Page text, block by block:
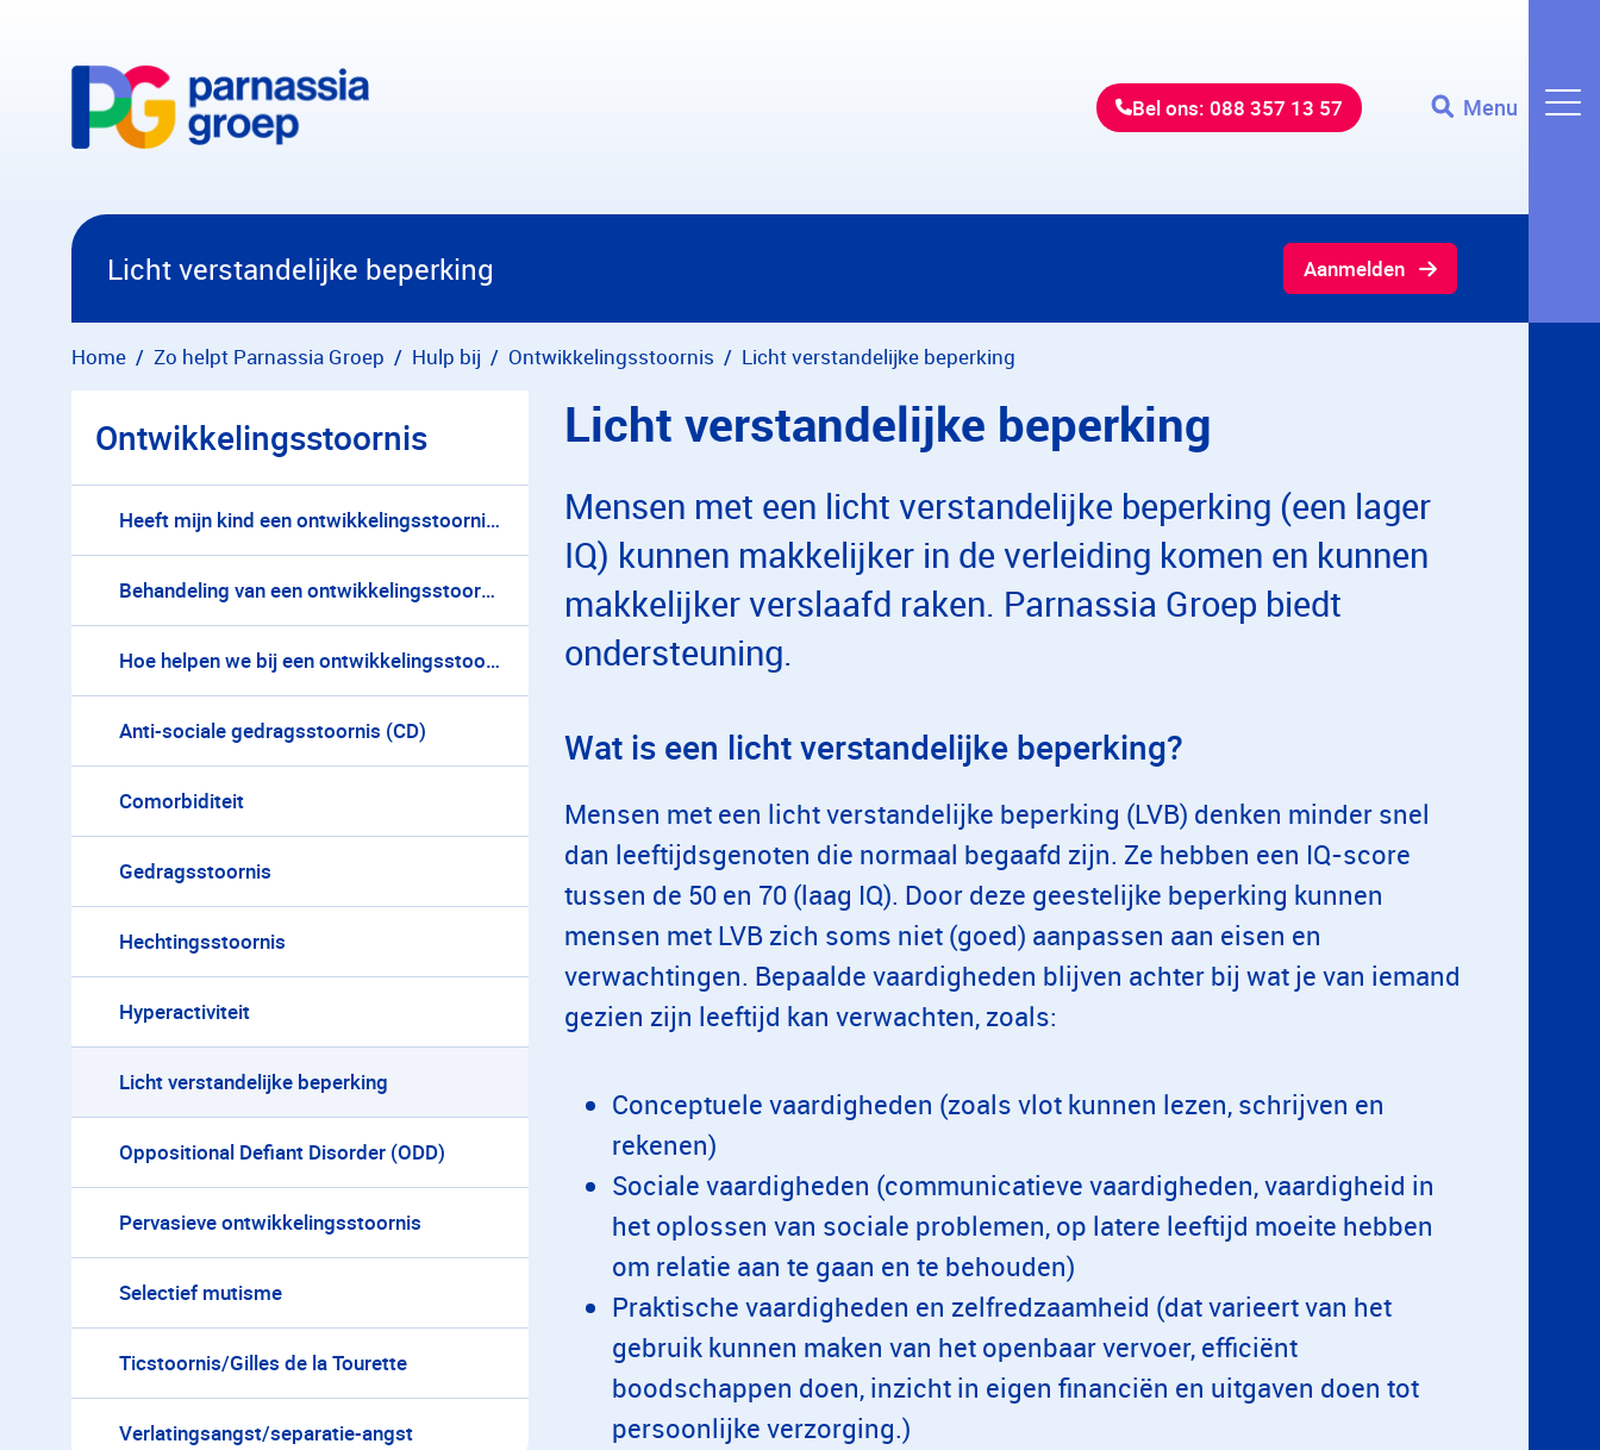
Bel ons: 088 357 13 57 Menu
Licht verstandelijke beperking Aanmelden
Home Zo helpt Parnassia Groep Hulp bij Ontwikkelingsstoornis Licht verstandelijke beperking
Ontwikkelingsstoornis
Heeft mijn kind een ontwikkelingsstoornis?
Behandeling van een ontwikkelingsstoornis
Hoe helpen we bij een ontwikkelingsstoornis?
Anti-sociale gedragsstoornis (CD)
Comorbiditeit
Gedragsstoornis
Hechtingsstoornis
Hyperactiviteit
Licht verstandelijke beperking
Oppositional Defiant Disorder (ODD)
Pervasieve ontwikkelingsstoornis
Selectief mutisme
Ticstoornis/Gilles de la Tourette
Verlatingsangst/separatie-angst
Licht verstandelijke beperking
Mensen met een licht verstandelijke beperking (een lager
IQ) kunnen makkelijker in de verleiding komen en kunnen
makkelijker verslaafd raken. Parnassia Groep biedt
ondersteuning.
Wat is een licht verstandelijke beperking?
Mensen met een licht verstandelijke beperking (LVB) denken minder snel
dan leeftijdsgenoten die normaal begaafd zijn. Ze hebben een IQ-score
tussen de 50 en 70 (laag IQ). Door deze geestelijke beperking kunnen
mensen met LVB zich soms niet (goed) aanpassen aan eisen en
verwachtingen. Bepaalde vaardigheden blijven achter bij wat je van iemand
gezien zijn leeftijd kan verwachten, zoals:
Conceptuele vaardigheden (zoals vlot kunnen lezen, schrijven en
rekenen)
Sociale vaardigheden (communicatieve vaardigheden, vaardigheid in
het oplossen van sociale problemen, op latere leeftijd moeite hebben
om relatie aan te gaan en te behouden)
Praktische vaardigheden en zelfredzaamheid (dat varieert van het
gebruik kunnen maken van het openbaar vervoer, efficiënt
boodschappen doen, inzicht in eigen financiën en uitgaven doen tot
persoonlijke verzorging.)